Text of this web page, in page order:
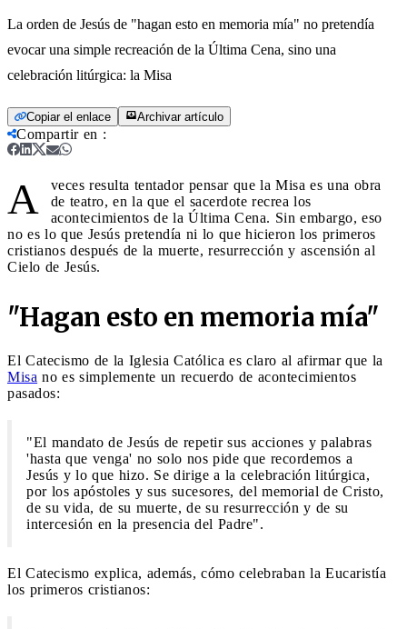
La orden de Jesús de "hagan esto en memoria mía" no pretendía
evocar una simple recreación de la Última Cena, sino una
celebración litúrgica: la Misa
Copiar el enlace Archivar artículo
Compartir en :
A
veces resulta tentador pensar que la Misa es una obra
de teatro, en la que el sacerdote recrea los
acontecimientos de la Última Cena. Sin embargo, eso
no es lo que Jesús pretendía ni lo que hicieron los primeros
cristianos después de la muerte, resurrección y ascensión al
Cielo de Jesús.
"Hagan esto en memoria mía"
El Catecismo de la Iglesia Católica es claro al afirmar que la
Misa no es simplemente un recuerdo de acontecimientos
pasados:
"El mandato de Jesús de repetir sus acciones y palabras
'hasta que venga' no solo nos pide que recordemos a
Jesús y lo que hizo. Se dirige a la celebración litúrgica,
por los apóstoles y sus sucesores, del memorial de Cristo,
de su vida, de su muerte, de su resurrección y de su
intercesión en la presencia del Padre".
El Catecismo explica, además, cómo celebraban la Eucaristía
los primeros cristianos: